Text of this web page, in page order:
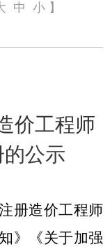
中 小 】
价工程师
的公示
册造价工程师
》《关于加强